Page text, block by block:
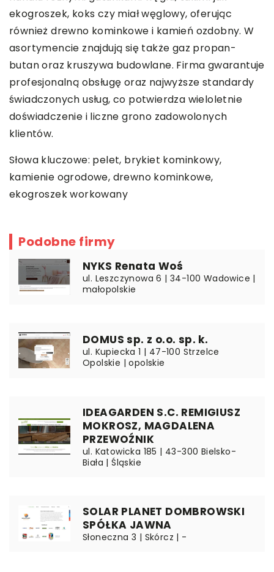
ekogroszek, koks czy miał węglowy, oferując
również drewno kominkowe i kamień ozdobny. W
asortymencie znajdują się także gaz propan-
butan oraz kruszywa budowlane. Firma gwarantuje
profesjonalną obsługę oraz najwyższe standardy
świadczonych usług, co potwierdza wieloletnie
doświadczenie i liczne grono zadowolonych
klientów.
Słowa kluczowe: pelet, brykiet kominkowy,
kamienie ogrodowe, drewno kominkowe,
ekogroszek workowany
Podobne firmy
NYKS Renata Woś
ul. Leszczynowa 6 | 34-100 Wadowice |
małopolskie
DOMUS sp. z o.o. sp. k.
ul. Kupiecka 1 | 47-100 Strzelce
Opolskie | opolskie
IDEAGARDEN S.C. REMIGIUSZ
MOKROSZ, MAGDALENA
PRZEWOŹNIK
ul. Katowicka 185 | 43-300 Bielsko-
Biała | Śląskie
SOLAR PLANET DOMBROWSKI
SPÓŁKA JAWNA
Słoneczna 3 | Skórcz | -